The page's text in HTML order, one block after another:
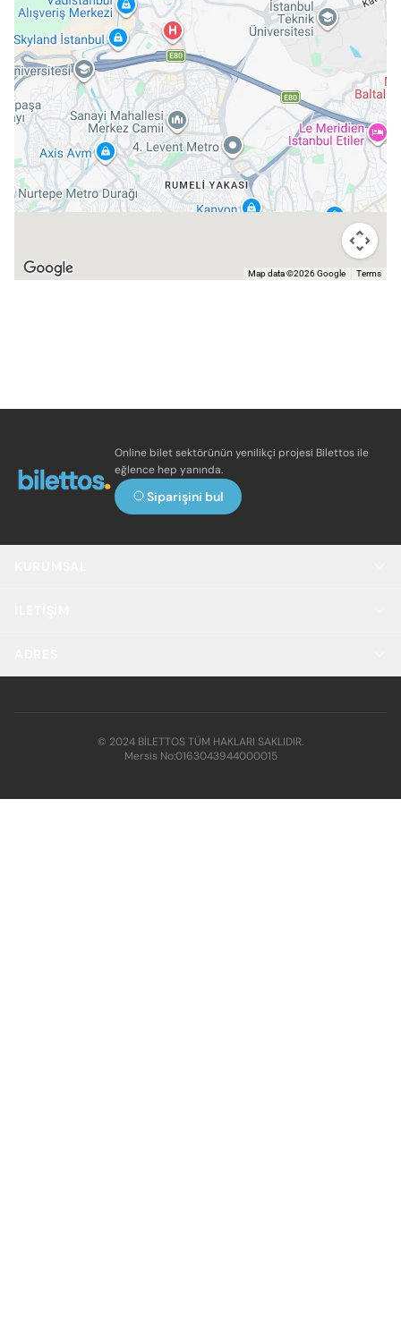
Map data ©2026 Google Terms
Online bilet sektörünün yenilikçi projesi Bilettos ile
eğlence hep yanında.
Siparişini bul
© 2024 BİLETTOS TÜM HAKLARI SAKLIDIR.
Mersis No:0163043944000015